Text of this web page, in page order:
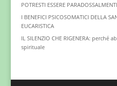
POTRESTI ESSERE
I BENEFICI PSICOSOMATICI DELLA
EUCARISTICA
IL SILENZIO CHE RIGENERA:
spirituale